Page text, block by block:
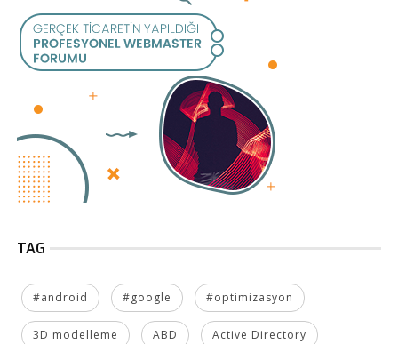
TAG
#android #google #optimizasyon
3D modelleme ABD Active Directory